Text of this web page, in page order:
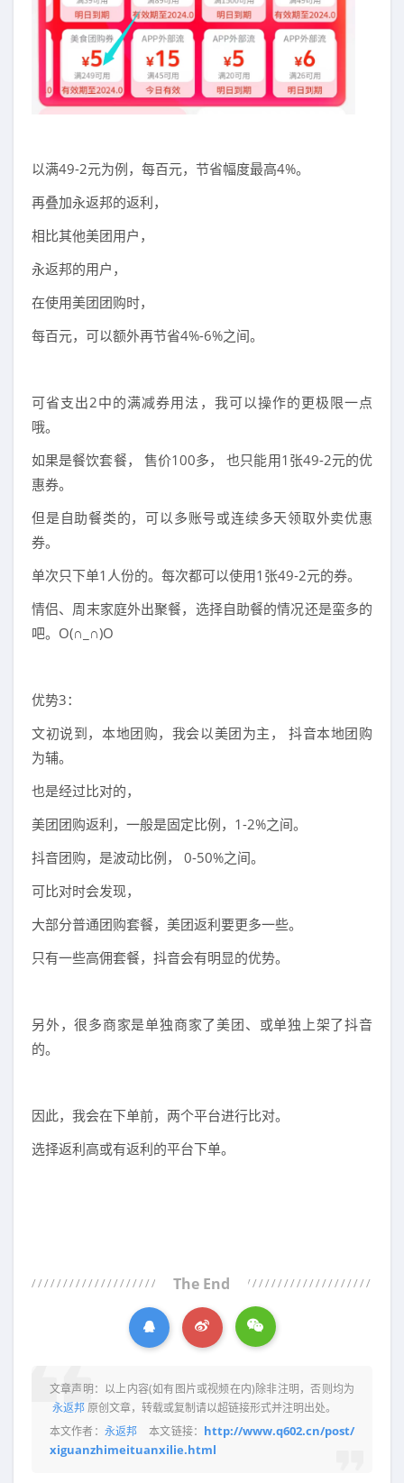
以满49-2元为例，每百元，节省幅度最高4%。
再叠加永返邦的返利，
相比其他美团用户，
永返邦的用户，
在使用美团团购时，
每百元，可以额外再节省4%-6%之间。
可省支出2中的满减券用法，我可以操作的更极限一点
哦。
如果是餐饮套餐， 售价100多， 也只能用1张49-2元的优
惠券。
但是自助餐类的，可以多账号或连续多天领取外卖优惠
券。
单次只下单1人份的。每次都可以使用1张49-2元的券。
情侣、周末家庭外出聚餐，选择自助餐的情况还是蛮多的
吧。O(∩_∩)O
优势3：
文初说到，本地团购，我会以美团为主， 抖音本地团购
为辅。
也是经过比对的，
美团团购返利，一般是固定比例，1-2%之间。
抖音团购，是波动比例， 0-50%之间。
可比对时会发现，
大部分普通团购套餐，美团返利要更多一些。
只有一些高佣套餐，抖音会有明显的优势。
另外，很多商家是单独商家了美团、或单独上架了抖音
的。
因此，我会在下单前，两个平台进行比对。
选择返利高或有返利的平台下单。
The End
文章声明：以上内容(如有图片或视频在内)除非注明，否则均为
永返邦原创文章，转载或复制请以超链接形式并注明出处。
本文作者： 永返邦 本文链接： http://www.q602.cn/post/
xiguanzhimeituanxilie.html